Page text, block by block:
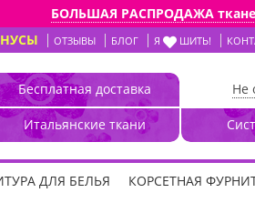
БОЛЬШАЯ РАСПРОДАЖА
ОТЗЫВЫ БЛОГ Я ШИТЬ!
Бесплатная доставка
Итальянские ткани
Не
ДЛЯ БЕЛЬЯ КОРСЕТНАЯ